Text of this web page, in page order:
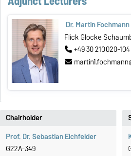
Dr. Martin
Flick Glocke
+49 30 210020-104
Chairholder
Prof. Dr. Sebastian Eichfelder
G22A-349